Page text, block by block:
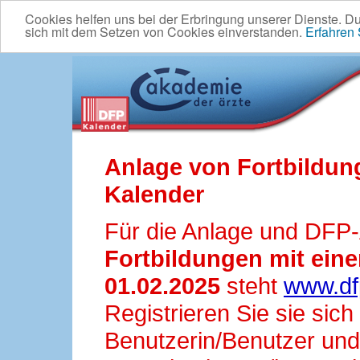
Cookies helfen uns bei der Erbringung unserer Dienste.
sich mit dem Setzen von Cookies einverstanden. Erfahren
Anlage von
Kalender
Für die Anlage und
Fortbildungen mit
01.02.2025 steht
Registrieren Sie sie
Benutzerin/Benutzer